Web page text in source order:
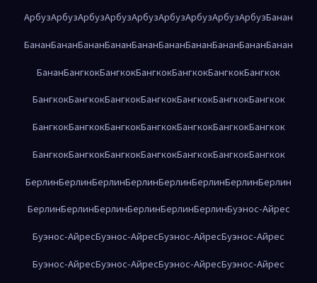
АрбузАрбузАрбузАрбузАрбузАрбузАрбузАрбузАрбузБанан
БананБананБананБананБананБананБананБананБананБанан
БананБангкокБангкокБангкокБангкокБангкокБангкок
БангкокБангкокБангкокБангкокБангкокБангкокБангкок
БангкокБангкокБангкокБангкокБангкокБангкокБангкок
БангкокБангкокБангкокБангкокБангкокБангкокБангкок
БерлинБерлинБерлинБерлинБерлинБерлинБерлинБерлин
БерлинБерлинБерлинБерлинБерлинБерлинБуэнос-Айрес
Буэнос-АйресБуэнос-АйресБуэнос-АйресБуэнос-Айрес
Буэнос-АйресБуэнос-АйресБуэнос-АйресБуэнос-Айрес